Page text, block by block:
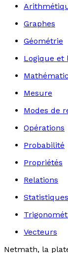
Graphes
Géométrie
Logique et
Mesure
Modes de
Opérations
Probabilité
Propriétés
Relations
Statistiques
Vecteurs
Netmath, la